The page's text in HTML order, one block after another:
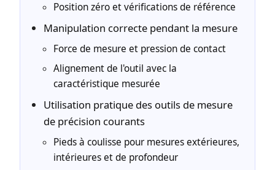
Position zéro et vérifications de référence
Manipulation correcte pendant la mesure
Force de mesure et pression de contact
Alignement de l'outil avec la
caractéristique mesurée
Utilisation pratique des outils de mesure
de précision courants
Pieds à coulisse pour mesures extérieures,
intérieures et de profondeur